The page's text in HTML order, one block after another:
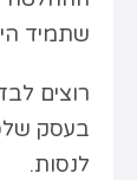
שתמיד
רוצים
בעסק
לנסות.